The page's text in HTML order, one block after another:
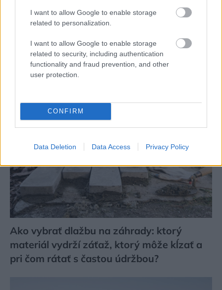
I want to allow Google to enable storage
related to personalization.
I want to allow Google to enable storage
related to security, including authentication
functionality and fraud prevention, and other
user protection.
CONFIRM
Data Deletion Data Access Privacy Policy
Kedysi boli veľkým trendom, dnes sa im
radšej vyhnite. Týchto 7 vecí robí vašu
obývačku zastaralou
Ako vybrať dlažbu na záhrady: ktorý
materiál vydrží záťaž, ktorý môže kĺzať a
pri čom rátať s častou údržbou?